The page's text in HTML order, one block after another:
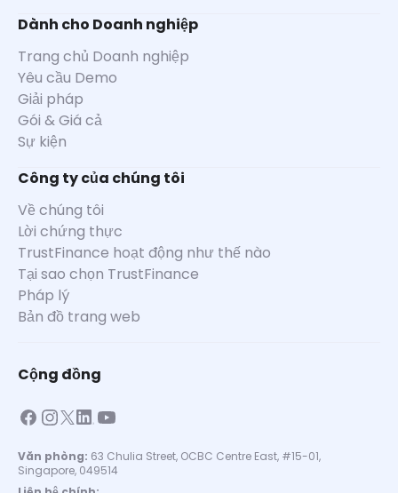
Dành cho Doanh nghiệp
Trang chủ Doanh nghiệp
Yêu cầu Demo
Giải pháp
Gói & Giá cả
Sự kiện
Công ty của chúng tôi
Về chúng tôi
Lời chứng thực
TrustFinance hoạt động như thế nào
Tại sao chọn TrustFinance
Pháp lý
Bản đồ trang web
Cộng đồng
Văn phòng: 63 Chulia Street, OCBC Centre East, #15-01,
Singapore, 049514